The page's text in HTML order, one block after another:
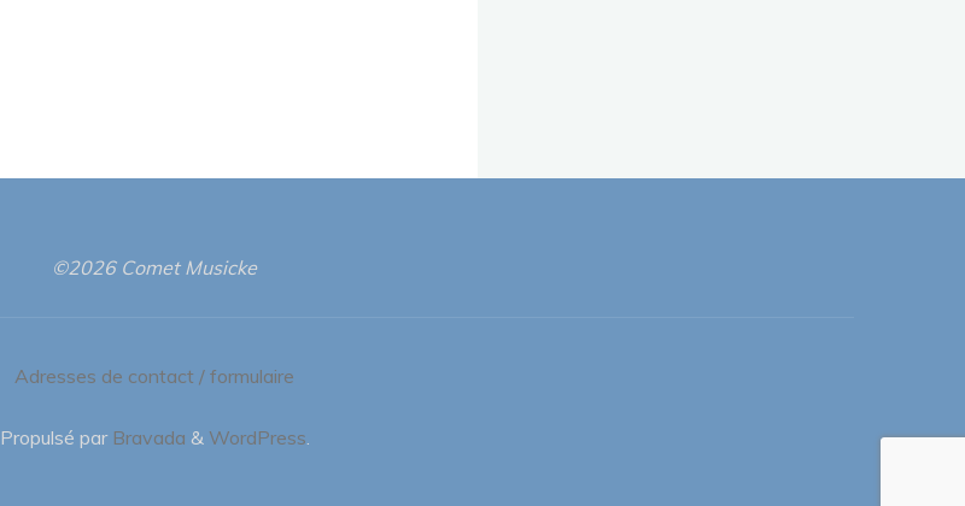
©2026 Comet Musicke
Adresses de contact / formulaire
Propulsé parBravada & WordPress